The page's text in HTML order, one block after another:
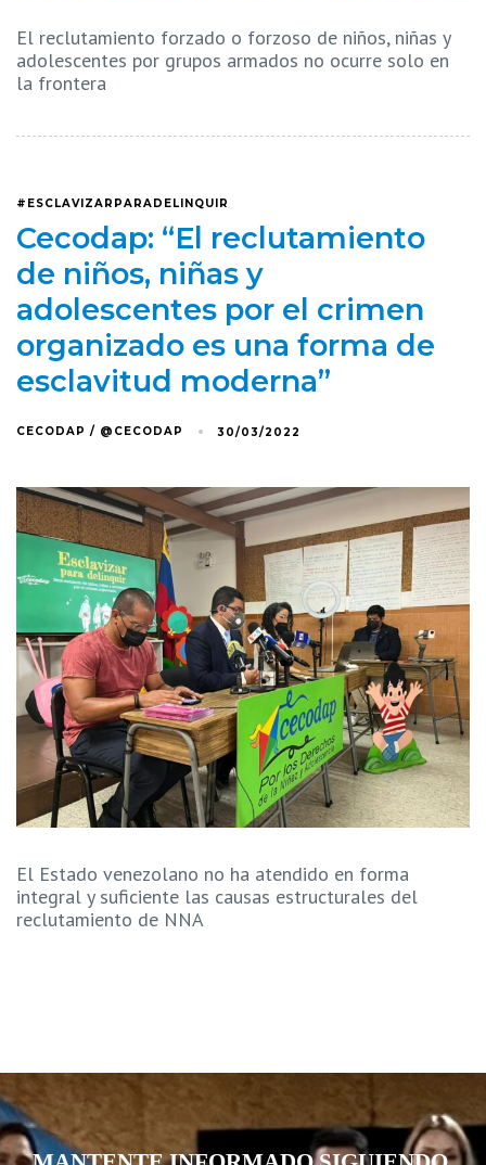
El reclutamiento forzado o forzoso de niños, niñas y
adolescentes por grupos armados no ocurre solo en
la frontera
#ESCLAVIZARPARADELINQUIR
Cecodap: “El reclutamiento
de niños, niñas y
adolescentes por el crimen
organizado es una forma de
esclavitud moderna”
CECODAP / @CECODAP 30/03/2022
El Estado venezolano no ha atendido en forma
integral y suficiente las causas estructurales del
reclutamiento de NNA